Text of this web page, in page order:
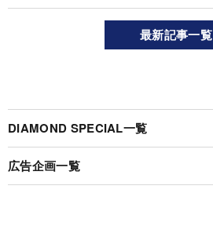
最新記事一覧
DIAMOND SPECIAL一覧
広告企画一覧